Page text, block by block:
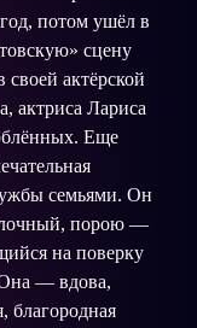
потом ушёл в
сцену
актёрской
актриса Лариса
Еще
семьями. Он
порою —
на поверку
— вдова,
благородная